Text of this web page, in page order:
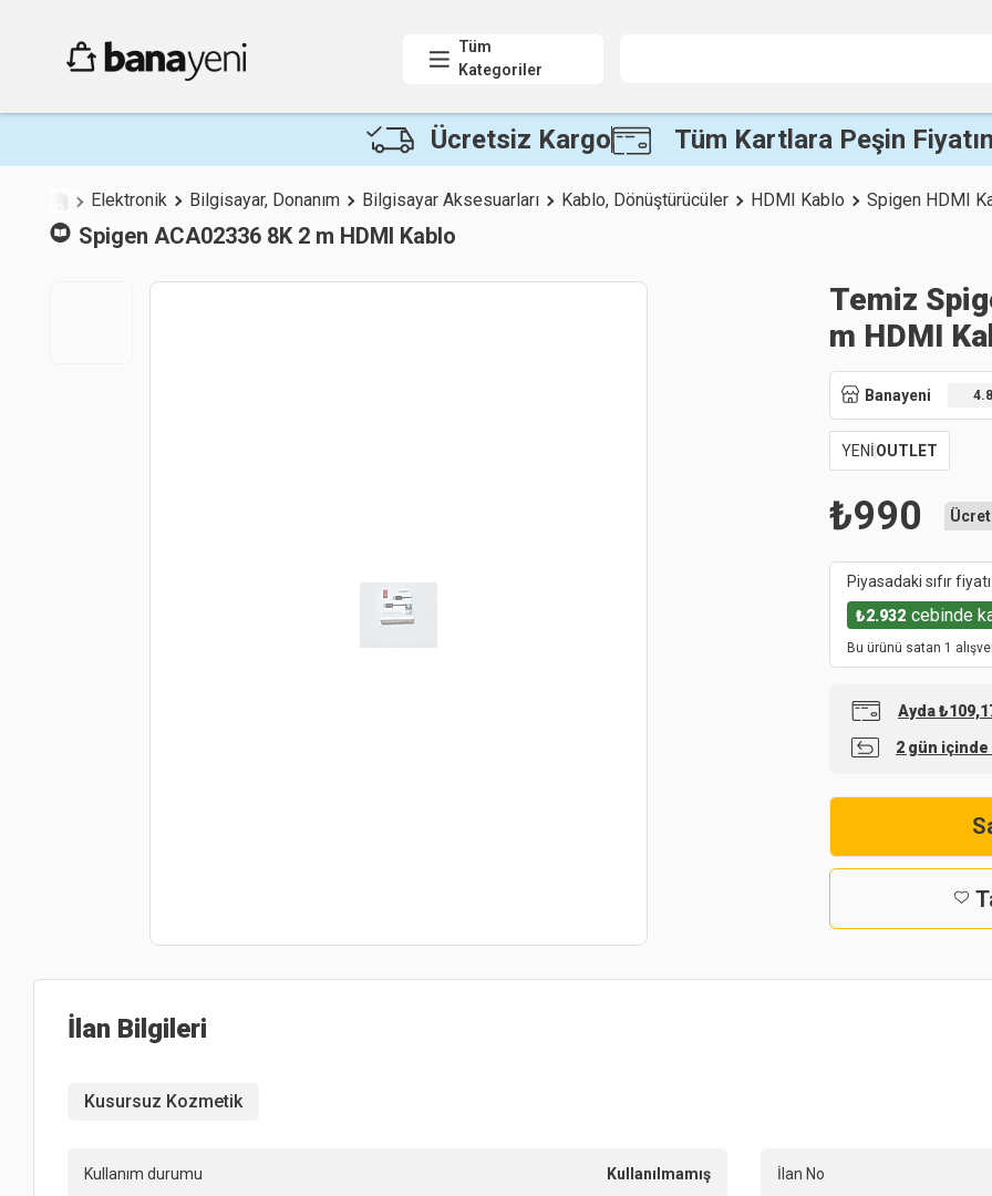
Tüm
Kategoriler
Ücretsiz Kargo Tüm Kartlara Peşin
Elektronik Bilgisayar, Donanım Bilgisayar Aksesuarları Kablo, Dönüştürücüler HDMI Kablo Spigen HDMI
Spigen ACA02336 8K 2 m HDMI Kablo
Temiz
m HDMI
Banayeni 4.8
YENİOUTLET
₺990
Piyasadaki sıfır fiyatı
₺2.932 cebinde
Bu ürünü satan 1
Ayda
2 gün
İlan Bilgileri
Kusursuz Kozmetik
Kullanım durumu Kullanılmamış İlan No